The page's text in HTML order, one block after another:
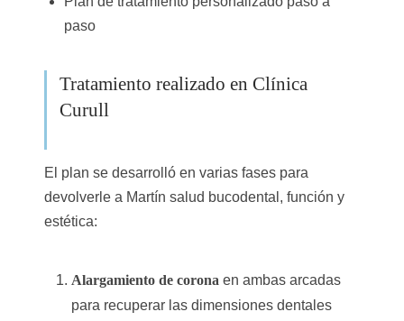
paso
Tratamiento realizado en Clínica
Curull
El plan se desarrolló en varias fases para
devolverle a Martín salud bucodental, función y
estética:
Alargamiento de corona en ambas arcadas
para recuperar las dimensiones dentales